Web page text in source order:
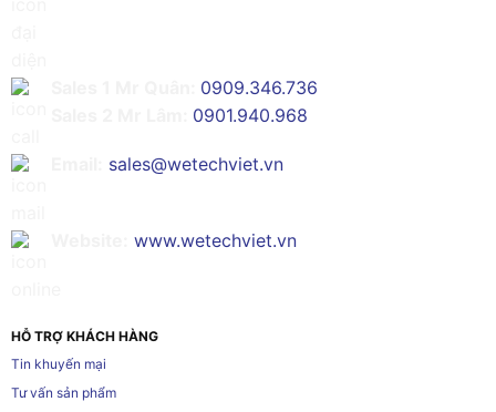
0909.346.736
0901.940.968
sales@wetechviet.vn
www.wetechviet.vn
HỖ TRỢ KHÁCH HÀNG
Tin khuyến mại
Tư vấn sản phẩm